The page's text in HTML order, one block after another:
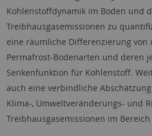
Kohlenstoffdynamik im Boden und
Treibhausgasemissionen zu
eine räumliche Differenzierung von
Permafrost-Bodenarten und deren
Senkenfunktion für Kohlenstoff.
auch eine verbindliche
Klima-, Umweltveränderungs- und
Treibhausgasemissionen im